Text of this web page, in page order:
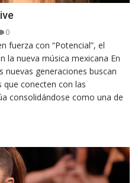
0
fuerza con “Potencial”, el
la nueva música mexicana En
nuevas generaciones buscan
conecten con las
consolidándose como una de